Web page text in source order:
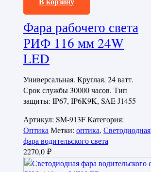
Фара рабочего света
РИФ 116 мм 24W
LED
Универсальная. Круглая. 24 ватт.
Срок службы 30000 часов. Тип
защиты: IP67, IP6K9K, SAE J1455
Артикул: SM-913FКатегория:
Оптика Метки: оптика, Светодиодная
фара водительского света
2270,0 ₽